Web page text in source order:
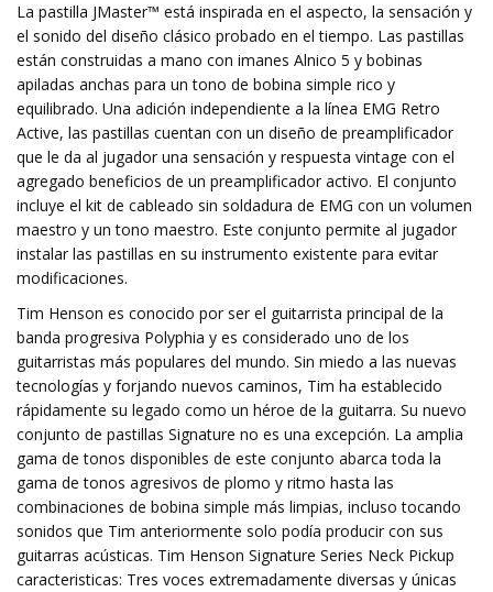
La pastilla JMaster™ está inspirada en el aspecto, la sensación y
el sonido del diseño clásico probado en el tiempo. Las pastillas
están construidas a mano con imanes Alnico 5 y bobinas
apiladas anchas para un tono de bobina simple rico y
equilibrado. Una adición independiente a la línea EMG Retro
Active, las pastillas cuentan con un diseño de preamplificador
que le da al jugador una sensación y respuesta vintage con el
agregado beneficios de un preamplificador activo. El conjunto
incluye el kit de cableado sin soldadura de EMG con un volumen
maestro y un tono maestro. Este conjunto permite al jugador
instalar las pastillas en su instrumento existente para evitar
modificaciones.
Tim Henson es conocido por ser el guitarrista principal de la
banda progresiva Polyphia y es considerado uno de los
guitarristas más populares del mundo. Sin miedo a las nuevas
tecnologías y forjando nuevos caminos, Tim ha establecido
rápidamente su legado como un héroe de la guitarra. Su nuevo
conjunto de pastillas Signature no es una excepción. La amplia
gama de tonos disponibles de este conjunto abarca toda la
gama de tonos agresivos de plomo y ritmo hasta las
combinaciones de bobina simple más limpias, incluso tocando
sonidos que Tim anteriormente solo podía producir con sus
guitarras acústicas. Tim Henson Signature Series Neck Pickup
caracteristicas: Tres voces extremadamente diversas y únicas